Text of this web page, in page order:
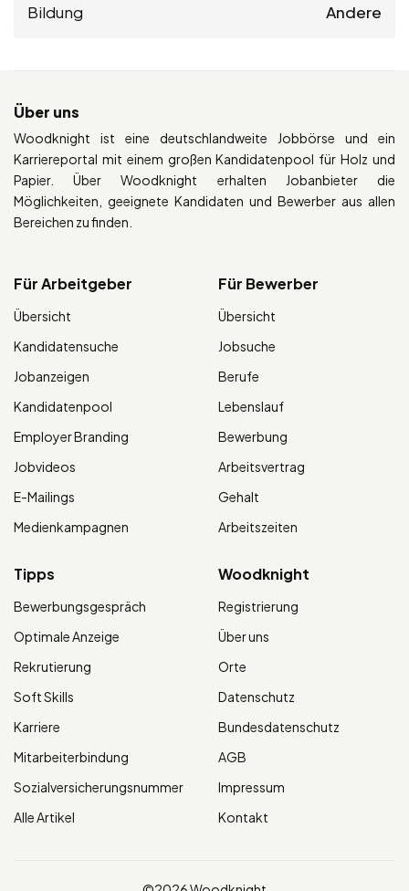
Bildung Andere
Über uns
Woodknight ist eine deutschlandweite Jobbörse und ein
Karriereportal mit einem großen Kandidatenpool für Holz und
Papier. Über Woodknight erhalten Jobanbieter die
Möglichkeiten, geeignete Kandidaten und Bewerber aus allen
Bereichen zu finden.
Für Arbeitgeber
Übersicht
Kandidatensuche
Jobanzeigen
Kandidatenpool
Employer Branding
Jobvideos
E-Mailings
Medienkampagnen
Für Bewerber
Übersicht
Jobsuche
Berufe
Lebenslauf
Bewerbung
Arbeitsvertrag
Gehalt
Arbeitszeiten
Tipps
Bewerbungsgespräch
Optimale Anzeige
Rekrutierung
Soft Skills
Karriere
Mitarbeiterbindung
Sozialversicherungsnummer
Alle Artikel
Woodknight
Registrierung
Über uns
Orte
Datenschutz
Bundesdatenschutz
AGB
Impressum
Kontakt